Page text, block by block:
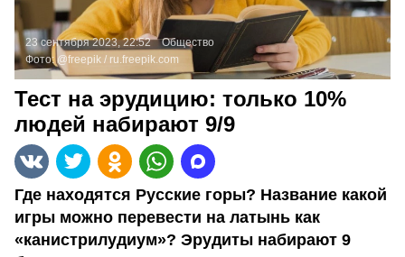
23 сентября 2023, 22:52
Общество
Фото:@freepik / ru.freepik.com
Тест на эрудицию: только 10%
людей набирают 9/9
Где находятся Русские горы? Название какой
игры можно перевести на латынь как
«канистрилудиум»? Эрудиты набирают 9